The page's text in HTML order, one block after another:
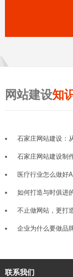
网站建设知
石家庄网站建设：
石家庄网站建设制
医疗行业怎么做好
如何打造与时俱进
不止做网站，更打
企业为什么要做品
联系我们